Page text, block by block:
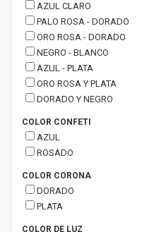
AZUL CLARO
PALO ROSA - DORADO
ORO ROSA - DORADO
NEGRO - BLANCO
AZUL - PLATA
ORO ROSA Y PLATA
DORADO Y NEGRO
COLOR CONFETI
AZUL
ROSADO
COLOR CORONA
DORADO
PLATA
COLOR DE LUZ